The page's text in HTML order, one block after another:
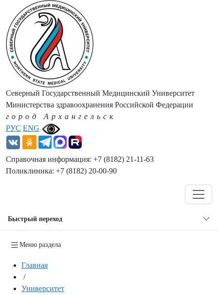
РУС ENG
Северный Государственный Медицинский Университет
Министерства здравоохранения Российской Федерации
город Архангельск
Справочная информация: +7 (8182) 21-11-63
Поликлиника: +7 (8182) 20-00-90
Быстрый переход
Меню раздела
Главная
/
Университет